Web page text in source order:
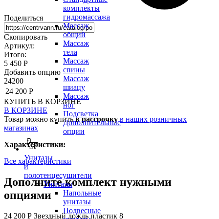
комплекты
гидромассажа
Массаж
общий
Массаж
тела
Массаж
спины
Массаж
шиацу
Массаж
ног
Подсветка
Дополнительные
опции
Унитазы
и
полотенцесушители
Унитазы
Напольные
унитазы
Подвесные
Поделиться
Скопировать
Артикул:
Итого:
5 450 Р
Добавить опцию
24200
24 200 Р
КУПИТЬ В КОРЗИНЕ
В КОРЗИНЕ
Товар можно купитьв рассрочку в наших розничных
магазинах
Характеристики:
Все характеристики
Дополните комплект нужными
опциями
24 200 Р Звездный дождь пластик 8